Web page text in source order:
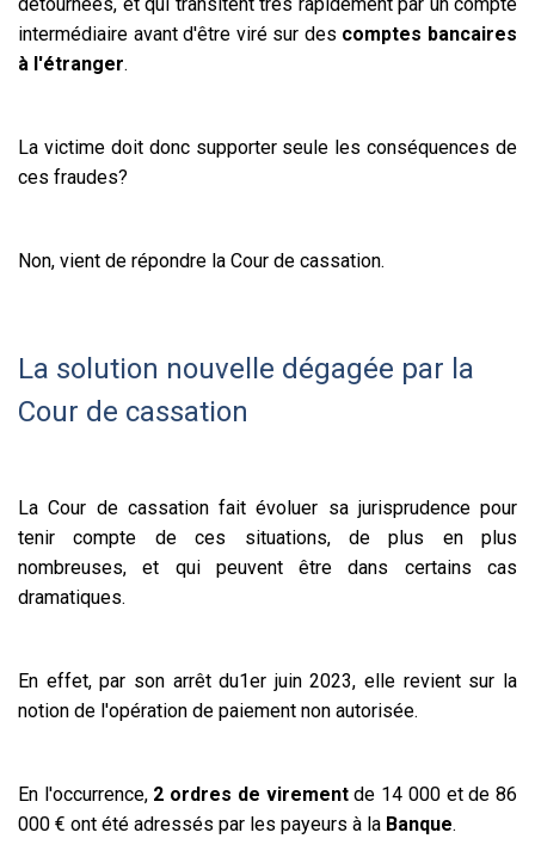
détournées, et qui transitent très rapidement par un compte
intermédiaire avant d'être viré sur des comptes bancaires
à l'étranger.
La victime doit donc supporter seule les conséquences de
ces fraudes?
Non, vient de répondre la Cour de cassation.
La solution nouvelle dégagée par la
Cour de cassation
La Cour de cassation fait évoluer sa jurisprudence pour
tenir compte de ces situations, de plus en plus
nombreuses, et qui peuvent être dans certains cas
dramatiques.
En effet, par son arrêt du1er juin 2023, elle revient sur la
notion de l'opération de paiement non autorisée.
En l'occurrence, 2 ordres de virementde 14 000 et de 86
000 € ont été adressés par les payeurs à la Banque.